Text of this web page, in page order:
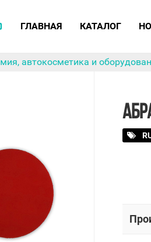
ГЛАВНАЯ КАТАЛОГ
автокосметика и